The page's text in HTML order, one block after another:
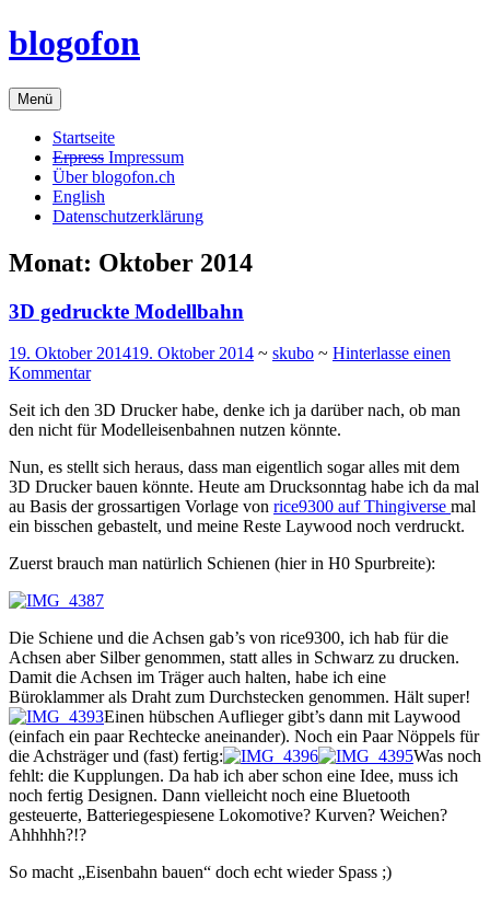
Zum
Inhalt
blogofon
Menü
Startseite
Erpress Impressum
Über blogofon.ch
English
Datenschutzerklärung
Monat: Oktober 2014
3D gedruckte Modellbahn
19. Oktober 201419. Oktober 2014 ~ skubo ~ Hinterlasse einen
Kommentar
Seit ich den 3D Drucker habe, denke ich ja darüber nach, ob man
den nicht für Modelleisenbahnen nutzen könnte.
Nun, es stellt sich heraus, dass man eigentlich sogar alles mit dem
3D Drucker bauen könnte. Heute am Drucksonntag habe ich da mal
au Basis der grossartigen Vorlage von rice9300 auf Thingiverse mal
ein bisschen gebastelt, und meine Reste Laywood noch verdruckt.
Zuerst brauch man natürlich Schienen (hier in H0 Spurbreite):
Die Schiene und die Achsen gab’s von rice9300, ich hab für die
Achsen aber Silber genommen, statt alles in Schwarz zu drucken.
Damit die Achsen im Träger auch halten, habe ich eine
Büroklammer als Draht zum Durchstecken genommen. Hält super!
Einen hübschen Auflieger gibt’s dann mit Laywood
(einfach ein paar Rechtecke aneinander). Noch ein Paar Nöppels für
die Achsträger und (fast) fertig:
Was noch
fehlt: die Kupplungen. Da hab ich aber schon eine Idee, muss ich
noch fertig Designen. Dann vielleicht noch eine Bluetooth
gesteuerte, Batteriegespiesene Lokomotive? Kurven? Weichen?
Ahhhhh?!?
So macht „Eisenbahn bauen“ doch echt wieder Spass ;)